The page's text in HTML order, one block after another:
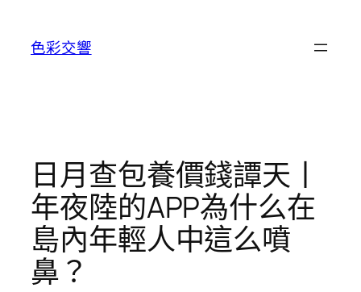
色彩交響
日月查包養價錢譚天丨
年夜陸的APP為什么在
島內年輕人中這么噴
鼻？